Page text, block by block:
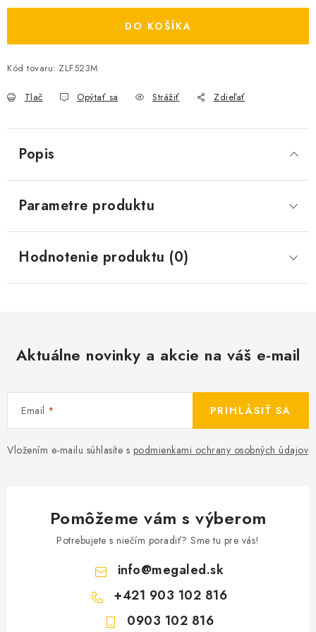
DO KOŠÍKA
Kód tovaru: ZLF523M
Tlač Opýtať sa Strážiť Zdieľať
Popis
Parametre produktu
Hodnotenie produktu (0)
Aktuálne novinky a akcie na váš e-mail
Email
Vložením e-mailu súhlasíte s podmienkami ochrany osobných údajov
PRIHLÁSIŤ SA
Pomôžeme vám s výberom
Potrebujete s niečím poradiť? Sme tu pre vás!
info@megaled.sk
+421 903 102 816
0903 102 816